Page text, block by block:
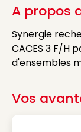
A propos
Synergie
CACES 3 F/H
d'ensembles
Vos